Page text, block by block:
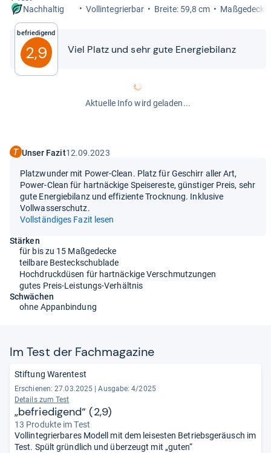
Nachhaltig
Vollin­te­grier­bar Breite: 59,8 cm
Befriedigend
2,9 Viel Platz und sehr gute Ener­gie­bi­lanz
Aktuelle Info wird geladen...
Unser Fazit12.09.2023
Platzwunder mit Power-Clean. Platz für Geschirr aller Art,
Power-Clean für hartnäckige Speisereste, günstiger Preis, sehr
gute Energiebilanz und effiziente Trocknung. Inklusive
Vollwasserschutz.
Vollständiges Fazit lesen
Stärken
für bis zu 15 Maßgedecke
teilbare Besteckschublade
Hochdruckdüsen für hartnäckige Verschmutzungen
gutes Preis-Leistungs-Verhältnis
Schwächen
ohne Appanbindung
Im Test der Fach­ma­ga­zine
Stiftung Warentest
Erschienen: 27.03.2025
Ausgabe: 4/2025
Details zum Test
„befriedigend“ (2,9)
13 Produkte im Test
Vollintegrierbares Modell mit dem leisesten Betriebsgeräusch im
Test. Spült gründlich und überzeugt mit „guten“